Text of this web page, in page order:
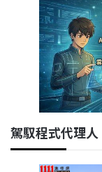
駕馭程式代理人